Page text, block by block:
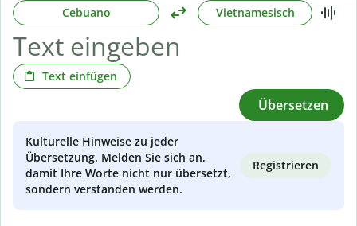
Cebuano Vietnamesisch
Text einfügen
Übersetzen
Kulturelle Hinweise zu jeder
Übersetzung. Melden Sie sich an,
damit Ihre Worte nicht nur übersetzt,
sondern verstanden werden.
Registrieren